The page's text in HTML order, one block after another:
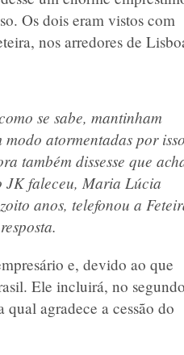
Os dois eram vistos com
nos arredores de
se sabe, mantinham
atormentadas por
também dissesse que
JK faleceu, Maria Lúcia
anos, telefonou a
e, devido ao que
Ele incluirá, no segundo
agradece a cessão do